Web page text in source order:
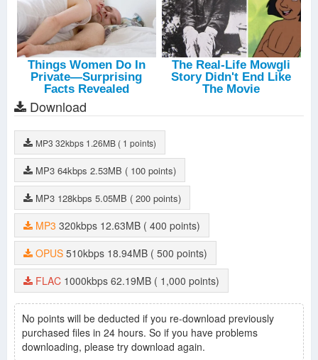
Download
MP3 32kbps 1.26MB ( 1 points)
MP3 64kbps 2.53MB ( 100 points)
MP3 128kbps 5.05MB ( 200 points)
MP3 320kbps 12.63MB
( 400 points)
OPUS 510kbps 18.94MB
( 500 points)
FLAC 1000kbps 62.19MB ( 1,000 points)
No points will be deducted if you re-download previously
purchased files in 24 hours. So if you have problems
downloading, please try download again.